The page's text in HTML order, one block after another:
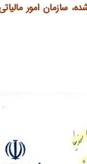
سازمان امور